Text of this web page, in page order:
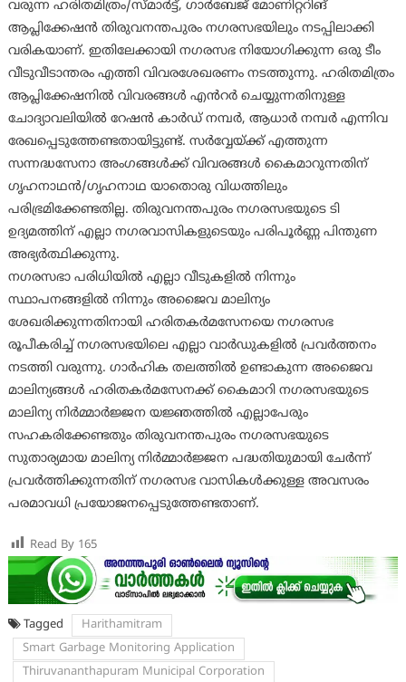
വരുന്ന ഹരിതമിത്രം/സ്മാർട്ട്, ഗാർബേജ് മോണിറ്ററിങ്
ആപ്ലിക്കേഷൻ തിരുവനന്തപുരം നഗരസഭയിലും നടപ്പിലാക്കി
വരികയാണ്. ഇതിലേക്കായി നഗരസഭ നിയോഗിക്കുന്ന ഒരു ടീം
വീടുവീടാന്തരം എത്തി വിവരശേഖരണം നടത്തുന്നു. ഹരിതമിത്രം
ആപ്ലിക്കേഷനിൽ വിവരങ്ങൾ എൻറർ ചെയ്യുന്നതിനുള്ള
ചോദ്യാവലിയിൽ റേഷൻ കാർഡ് നമ്പർ, ആധാർ നമ്പർ എന്നിവ
രേഖപ്പെടുത്തേണ്ടതായിട്ടുണ്ട്. സർവ്വേയ്ക്ക് എത്തുന്ന
സന്നദ്ധസേനാ അംഗങ്ങൾക്ക് വിവരങ്ങൾ കൈമാറുന്നതിന്
ഗൃഹനാഥൻ/ഗൃഹനാഥ യാതൊരു വിധത്തിലും
പരിഭ്രമിക്കേണ്ടതില്ല. തിരുവനന്തപുരം നഗരസഭയുടെ ടി
ഉദ്യമത്തിന് എല്ലാ നഗരവാസികളുടെയും പരിപൂർണ്ണ പിന്തുണ
അഭ്യർത്ഥിക്കുന്നു.
നഗരസഭാ പരിധിയിൽ എല്ലാ വീടുകളിൽ നിന്നും
സ്ഥാപനങ്ങളിൽ നിന്നും അജൈവ മാലിന്യം
ശേഖരിക്കുന്നതിനായി ഹരിതകർമസേനയെ നഗരസഭ
രൂപീകരിച്ച് നഗരസഭയിലെ എല്ലാ വാർഡുകളിൽ പ്രവർത്തനം
നടത്തി വരുന്നു. ഗാർഹിക തലത്തിൽ ഉണ്ടാകുന്ന അജൈവ
മാലിന്യങ്ങൾ ഹരിതകർമസേനക്ക് കൈമാറി നഗരസഭയുടെ
മാലിന്യ നിർമ്മാർജ്ജന യജ്ഞത്തിൽ എല്ലാപേരും
സഹകരിക്കേണ്ടതും തിരുവനന്തപുരം നഗരസഭയുടെ
സുതാര്യമായ മാലിന്യ നിർമ്മാർജ്ജന പദ്ധതിയുമായി ചേർന്ന്
പ്രവർത്തിക്കുന്നതിന് നഗരസഭ വാസികൾക്കുള്ള അവസരം
പരമാവധി പ്രയോജനപ്പെടുത്തേണ്ടതാണ്.
Read By 165
Tagged
Harithamitram
Smart Garbage Monitoring Application
Thiruvananthapuram Municipal Corporation